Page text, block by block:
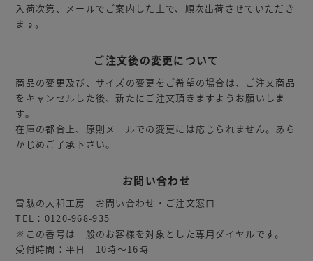
入荷次第、メールでご案内した上で、順次出荷させていただき
ます。
ご注文後の変更について
商品の変更及び、サイズの変更をご希望の場合は、ご注文商品
をキャンセルした後、新たにご注文頂きますようお願いしま
す。
在庫の都合上、原則メールでの変更には応じられません。あら
かじめご了承下さい。
お問い合わせ
雪駄の大和工房 お問い合わせ・ご注文窓口
TEL：0120-968-935
※この番号は一般のお客様を対象とした専用ダイヤルです。
受付時間：平日 10時～16時